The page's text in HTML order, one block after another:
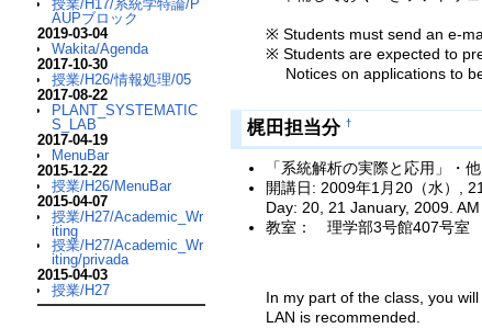
授業/H17/系統学特論/P
AUPブロック
2019-03-04
Wakita/Agenda
2017-10-30
授業/H26/情報処理/05
2017-08-22
PLANT_SYSTEMATIC
S_LAB
2017-04-19
MenuBar
2015-12-22
授業/H26/MenuBar
2015-04-07
授業/H27/Academic_Wr
iting
授業/H27/Academic_Wr
iting/privada
2015-04-03
授業/H27
※ Students must send an e-
※ Students are expected to
Notices on applications to
梶田担当分 †
「系統解析の実際と応用」・他
開講日: 2009年1月20（水）,
Day: 20, 21 January, 2009.
教室： 理学部3号館407号室
In my part of the class, you
LAN is recommended.